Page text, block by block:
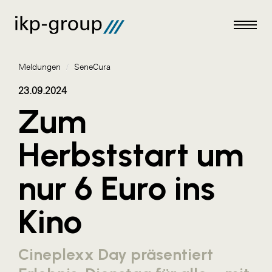
Meldungen
AKTUELLES
ALEX Krems
Amazon Web Services
AustroCel Hallein
Meldungen / SeneCura
23.09.2024
Zum
Herbststart um
nur 6 Euro ins
Kino
Cineplexx Day präsentiert